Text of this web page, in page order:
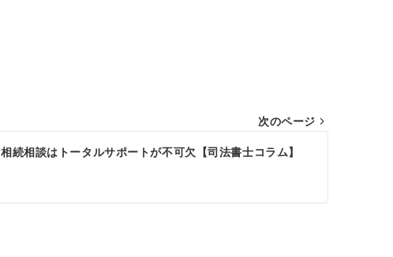
次のページ
相続相談はトータルサポートが不可欠【司法書士コラム】